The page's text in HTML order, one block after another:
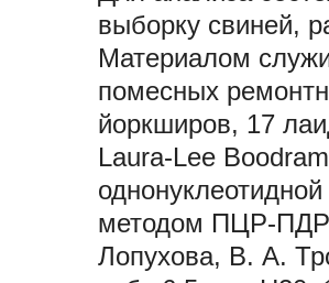
выборку свиней,
Материалом
помесных
йоркширов, 17
Laura-Lee
методом ПЦР-
Лопухова, В. А.